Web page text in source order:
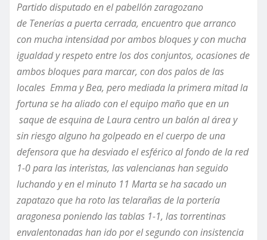
Partido disputado en el pabellón zaragozano
de Teneríasa puerta cerrada, encuentro que arranco
con mucha intensidad por ambos bloques y con mucha
igualdad y respeto entre los dos conjuntos, ocasiones de
ambos bloques para marcar, con dos palos de las
locales Emma y Bea, pero mediada la primera mitad la
fortuna se ha aliado con el equipo maño queen un
saque de esquina de Lauracentro un balón al área y
sin riesgo alguno ha golpeado en el cuerpo de una
defensora que ha desviado el esférico al fondo de la red
1-0 para las interistas, las valencianas han seguido
luchando y en el minuto 11 Marta se ha sacado un
zapatazo que ha roto las telarañas de la portería
aragonesa poniendo las tablas 1-1, las torrentinas
envalentonadas han ido por el segundo con insistencia